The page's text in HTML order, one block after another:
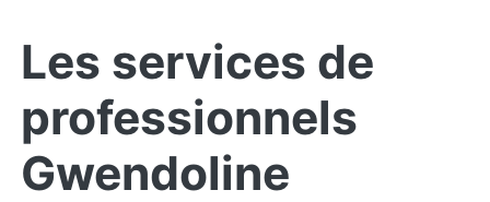
Les services de
professionnels
Gwendoline